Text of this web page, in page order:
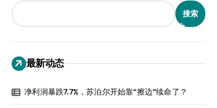
搜索
最新动态
净利润暴跌7.7%，苏泊尔开始靠“擦边”续命了？